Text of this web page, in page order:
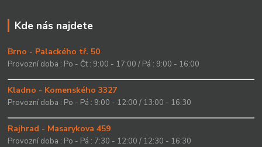
Kde nás najdete
Brno - Palackého tř. 50
Provozní doba : Po - Čt : 9:00 - 17:00 / Pá : 9:00 - 16:00
Kladno - Komenského 3327
Provozní doba : Po - Pá : 9:00 - 12:00 / 13:00 - 16:30
Rajhrad - Masarykova 459
Provozní doba : Po - Pá : 7:30 - 12:00 / 12:30 - 16:30